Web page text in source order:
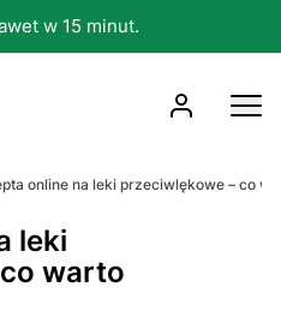
w 15 minut.
online na leki przeciwlękowe – co
leki
warto